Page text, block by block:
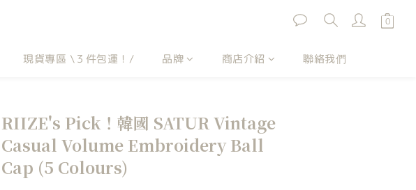
現貨專區 \３件包運！/ 品牌 商店介紹 聯絡我們
RIIZE's Pick！韓國 SATUR Vintage
Casual Volume Embroidery Ball
Cap (5 Colours)